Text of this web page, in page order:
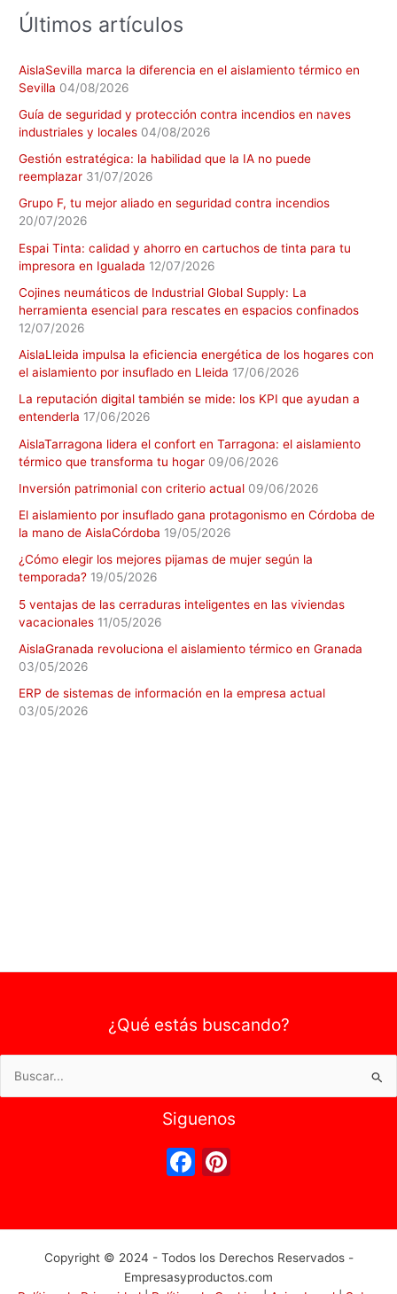
Últimos artículos
AislaSevilla marca la diferencia en el aislamiento térmico en
Sevilla 04/08/2026
Guía de seguridad y protección contra incendios en naves
industriales y locales 04/08/2026
Gestión estratégica: la habilidad que la IA no puede
reemplazar 31/07/2026
Grupo F, tu mejor aliado en seguridad contra incendios
20/07/2026
Espai Tinta: calidad y ahorro en cartuchos de tinta para tu
impresora en Igualada 12/07/2026
Cojines neumáticos de Industrial Global Supply: La
herramienta esencial para rescates en espacios confinados
12/07/2026
AislaLleida impulsa la eficiencia energética de los hogares con
el aislamiento por insuflado en Lleida 17/06/2026
La reputación digital también se mide: los KPI que ayudan a
entenderla 17/06/2026
AislaTarragona lidera el confort en Tarragona: el aislamiento
térmico que transforma tu hogar 09/06/2026
Inversión patrimonial con criterio actual 09/06/2026
El aislamiento por insuflado gana protagonismo en Córdoba de
la mano de AislaCórdoba 19/05/2026
¿Cómo elegir los mejores pijamas de mujer según la
temporada? 19/05/2026
5 ventajas de las cerraduras inteligentes en las viviendas
vacacionales 11/05/2026
AislaGranada revoluciona el aislamiento térmico en Granada
03/05/2026
ERP de sistemas de información en la empresa actual
03/05/2026
¿Qué estás buscando?
Buscar
por:
Siguenos
F
e
b
e
st
Copyright © 2024 - Todos los Derechos Reservados -
Empresasyproductos.com